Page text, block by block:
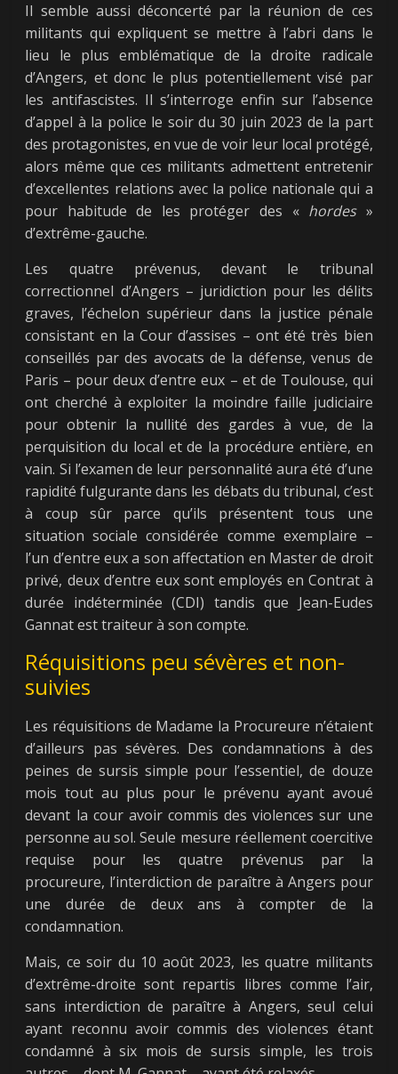
Il semble aussi déconcerté par la réunion de ces
militants qui expliquent se mettre à l’abri dans le
lieu le plus emblématique de la droite radicale
d’Angers, et donc le plus potentiellement visé par
les antifascistes. Il s’interroge enfin sur l’absence
d’appel à la police le soir du 30 juin 2023 de la part
des protagonistes, en vue de voir leur local protégé,
alors même que ces militants admettent entretenir
d’excellentes relations avec la police nationale qui a
pour habitude de les protéger des « hordes»
d’extrême-gauche.
Les quatre prévenus, devant le tribunal
correctionnel d’Angers – juridiction pour les délits
graves, l’échelon supérieur dans la justice pénale
consistant en la Cour d’assises – ont été très bien
conseillés par des avocats de la défense, venus de
Paris – pour deux d’entre eux – et de Toulouse, qui
ont cherché à exploiter la moindre faille judiciaire
pour obtenir la nullité des gardes à vue, de la
perquisition du local et de la procédure entière, en
vain. Si l’examen de leur personnalité aura été d’une
rapidité fulgurante dans les débats du tribunal, c’est
à coup sûr parce qu’ils présentent tous une
situation sociale considérée comme exemplaire –
l’un d’entre eux a son affectation en Master de droit
privé, deux d’entre eux sont employés en Contrat à
durée indéterminée (CDI) tandis que Jean-Eudes
Gannat est traiteur à son compte.
Réquisitions peu sévères et non-
suivies
Les réquisitions de Madame la Procureure n’étaient
d’ailleurs pas sévères. Des condamnations à des
peines de sursis simple pour l’essentiel, de douze
mois tout au plus pour le prévenu ayant avoué
devant la cour avoir commis des violences sur une
personne au sol. Seule mesure réellement coercitive
requise pour les quatre prévenus par la
procureure, l’interdiction de paraître à Angers pour
une durée de deux ans à compter de la
condamnation.
Mais, ce soir du 10 août 2023, les quatre militants
d’extrême-droite sont repartis libres comme l’air,
sans interdiction de paraître à Angers, seul celui
ayant reconnu avoir commis des violences étant
condamné à six mois de sursis simple, les trois